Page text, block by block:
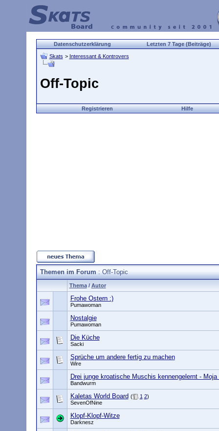
Datenschutzerklärung Letzten 7 Tage (Beiträge)
Skats > Interessant & Kontrovers
Off-Topic
Registrieren Hilfe
Themen im Forum: Off-Topic
Thema/ Autor
Frohe Ostern :)
Pumawoman
Nostalgie
Pumawoman
Die Küche
Sacki
Sprüche um andere fertig zu machen
Wire
Drei junge kroatische Muschis kennengelernt -
Bandwurm
Kaletas World Board ( 1 2)
SevenOfNine
Klopf-Klopf-Witze
Darknesz